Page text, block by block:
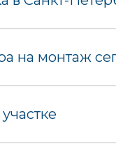
на монтаж